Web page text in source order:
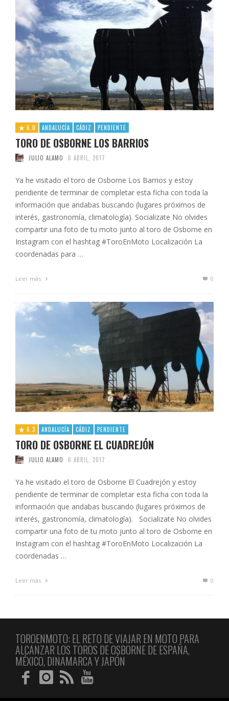
6.0 ANDALUCÍA CÁDIZ PENDIENTE
TORO DE OSBORNE LOS BARRIOS
JULIO ALAMO 6 ABRIL, 2017
Ya he visitado el toro de Osborne Los Barrios y estoy
pendiente de terminar de completar esta ficha con toda la
información que andabas buscando (lugares próximos de
interés, gastronomía, climatología). Socializate No olvides
compartir una foto de tu moto junto al toro de Osborne en
Instagram con el hashtag #ToroEnMoto Localización La
coordenadas para …
Leer más 0
6.3 ANDALUCÍA CÁDIZ PENDIENTE
TORO DE OSBORNE EL CUADREJÓN
JULIO ALAMO 6 ABRIL, 2017
Ya he visitado el toro de Osborne El Cuadrejón y estoy
pendiente de terminar de completar esta ficha con toda la
información que andabas buscando (lugares próximos de
interés, gastronomía, climatología). Socializate No olvides
compartir una foto de tu moto junto al toro de Osborne en
Instagram con el hashtag #ToroEnMoto Localización La
coordenadas …
Leer más 0
TOROENMOTO: EL RETO DE VIAJAR EN MOTO PARA
ALCANZAR LOS TOROS DE OSBORNE DE ESPAÑA,
MÉXICO, DINAMARCA Y JAPÓN